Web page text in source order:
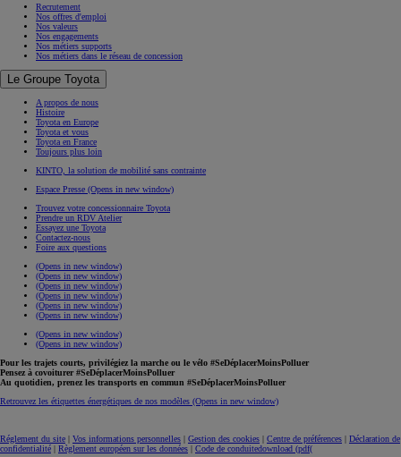
Recrutement
Nos offres d'emploi
Nos valeurs
Nos engagements
Nos métiers supports
Nos métiers dans le réseau de concession
Le Groupe Toyota
A propos de nous
Histoire
Toyota en Europe
Toyota et vous
Toyota en France
Toujours plus loin
KINTO, la solution de mobilité sans contrainte
Espace Presse (Opens in new window)
Trouvez votre concessionnaire Toyota
Prendre un RDV Atelier
Essayez une Toyota
Contactez-nous
Foire aux questions
(Opens in new window)
(Opens in new window)
(Opens in new window)
(Opens in new window)
(Opens in new window)
(Opens in new window)
(Opens in new window)
(Opens in new window)
Pour les trajets courts, privilégiez la marche ou le vélo #SeDéplacerMoinsPolluer
Pensez à covoiturer #SeDéplacerMoinsPolluer
Au quotidien, prenez les transports en commun #SeDéplacerMoinsPolluer
Retrouvez les étiquettes énergétiques de nos modèles (Opens in new window)
Réglement du site | Vos informations personnelles | Gestion des cookies | Centre de préférences | Déclaration de
confidentialité | Règlement européen sur les données | Code de conduitedownload (pdf(